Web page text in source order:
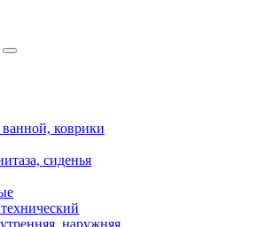
коврики
сиденья
наружняя